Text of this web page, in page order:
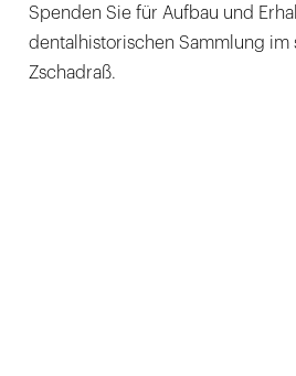
Spenden Sie für Aufbau und
dentalhistorischen Sammlung im
Zschadraß.